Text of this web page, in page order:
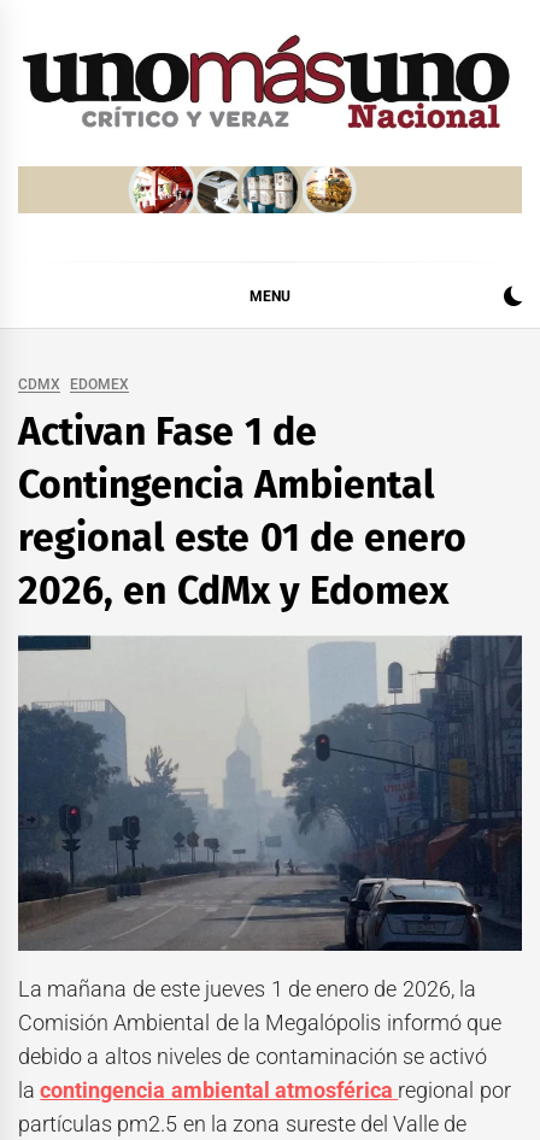
MENU
CDMX EDOMEX
Activan Fase 1 de
Contingencia Ambiental
regional este 01 de enero
2026, en CdMx y Edomex
La mañana de este jueves 1 de enero de 2026, la
Comisión Ambiental de la Megalópolis informó que
debido a altos niveles de contaminación se activó
lacontingencia ambiental atmosférica regional por
partículas pm2.5 en la zona sureste del Valle de